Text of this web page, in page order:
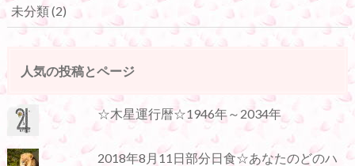
未分類(2)
人気の投稿とページ
☆木星運行暦☆1946年～2034年
2018年8月11日部分日食☆あなたのどのハ